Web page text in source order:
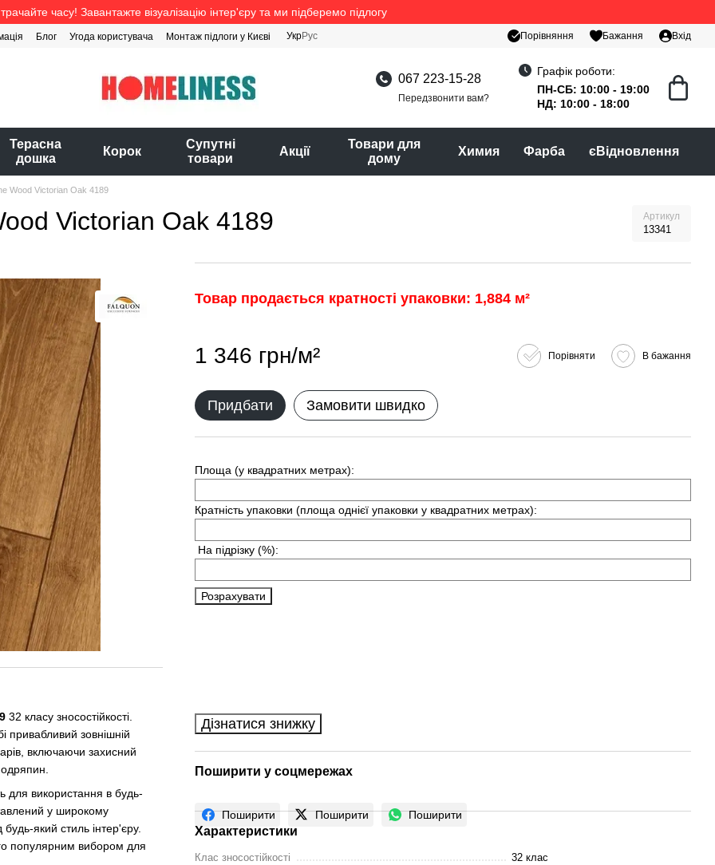
часу! Завантажте візуалізацію інтер'єру та ми підберемо підлогу
Блог Угода користувача Монтаж підлоги у Києві УкрРус Порівняння Бажання Вхід
067 223-15-28
Передзвонити вам?
Графік роботи:
ПН-СБ: 10:00 - 19:00
НД: 10:00 - 18:00
Терасна
дошка
Корок
Супутні
товари
Акції
Товари для
дому
Химия Фарба єВідновлення
Wood Victorian Oak 4189
Victorian Oak 4189 Артикул
13341
32 класу зносостійкості.
привабливий зовнішній
включаючи захисний
для використання в будь-
у широкому
який стиль інтер'єру.
популярним вибором для
Товар продається кратності упаковки: 1,884 м²
1 346 грн/м² Порівняти В бажання
Придбати Замовити швидко
Площа (у квадратних метрах):
Кратність упаковки (площа однієї упаковки у квадратних метрах):
На підрізку (%):
Розрахувати
Дізнатися знижку
Поширити у соцмережах
Поширити Поширити Поширити
Характеристики
Клас зносостійкості 32 клас